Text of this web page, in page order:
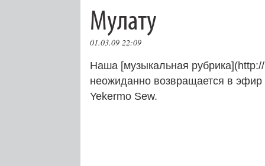
Мулату
01.03.09 22:09
Наша [музыкальная
неожиданно возвращается в эфир
Yekermo Sew.